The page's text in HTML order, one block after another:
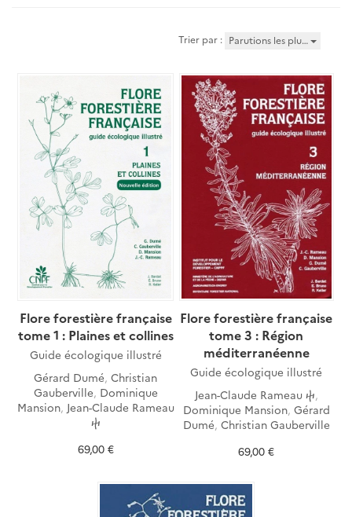
Trier par : Parutions les plu…
Flore forestière française
tome 1 : Plaines et collines
Guide écologique illustré
Gérard Dumé,Christian
Gauberville, Dominique
Mansion, Jean-Claude Rameau
ⴕ
69,00 €
Flore forestière française
tome 3 : Région
méditerranéenne
Guide écologique illustré
Jean-Claude Rameau ⴕ,
Dominique Mansion, Gérard
Dumé, Christian Gauberville
69,00 €